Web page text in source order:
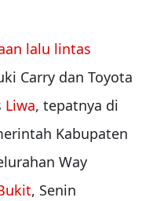
lalu lintas
Carry dan Toyota
Liwa, tepatnya di
Kabupaten
Way
, Senin